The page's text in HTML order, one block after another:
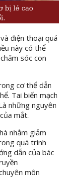
điện thoại quá
này có thể
sóc con
cơ thể dẫn
Tai biến mạch
những nguyên
mắt.
nhằm giảm
quá trình
dẫn của bác
môn